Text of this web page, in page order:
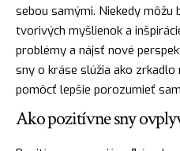
sebou samými. Niekedy môžu
tvorivých myšlienok a
problémy a nájsť nové
sny o kráse slúžia ako zrkadlo
pomôcť lepšie porozumieť
Ako pozitívne sny